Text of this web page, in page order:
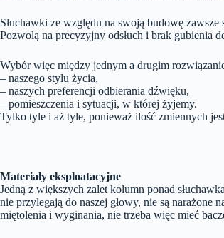
Słuchawki ze względu na swoją budowę
Pozwolą na precyzyjny odsłuch i brak gubienia
Wybór więc między jednym a drugim
– naszego stylu życia,
– naszych preferencji odbierania dźwięku,
– pomieszczenia i sytuacji, w której żyjemy.
Tylko tyle i aż tyle, ponieważ ilość zmiennych
Materiały eksploatacyjne
Jedną z większych zalet kolumn ponad
nie przylegają do naszej głowy, nie są narażone
miętolenia i wyginania, nie trzeba więc mieć